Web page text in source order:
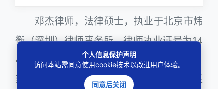
邓杰律师，法律硕士，执业于北京市炜
衡（深圳）律师事务所，律师执业证号为14
403201810022100。邓杰律师现（或曾）
兼任深圳市人民政府听证员、深圳市政府采
个人信息保护声明
访问本站需同意使用cookie技术以改进用户体验。
同意后关闭